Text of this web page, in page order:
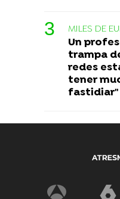
MILES DE
Un
trampa
redes
tener
fastidiar"